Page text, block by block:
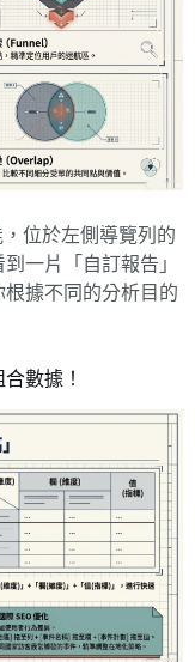
位於左側導覽列的
一片「自訂報告」
據不同的分析目的
數據！